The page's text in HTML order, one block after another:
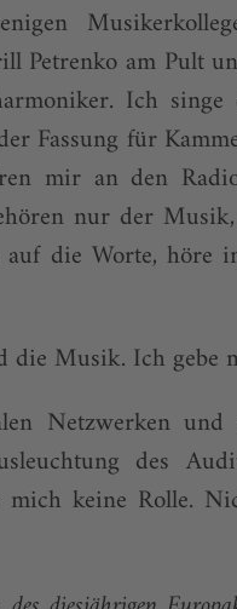
am Pult
Ich
Fassung für
mir an den
nur der
die Worte, höre
Musik. Ich gebe
Netzwerken
des
keine Rolle.